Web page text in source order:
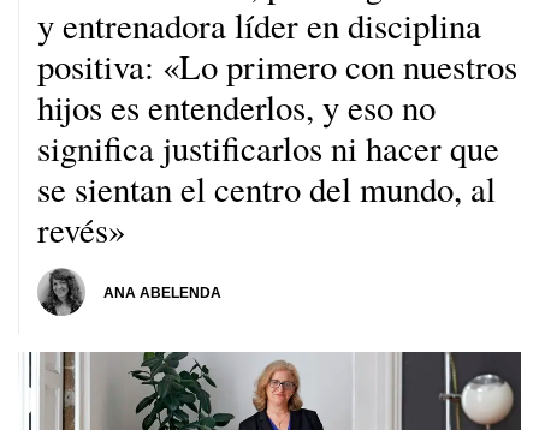
y entrenadora líder en disciplina
positiva: «Lo primero con nuestros
hijos es entenderlos, y eso no
significa justificarlos ni hacer que
se sientan el centro del mundo, al
revés»
ANA ABELENDA